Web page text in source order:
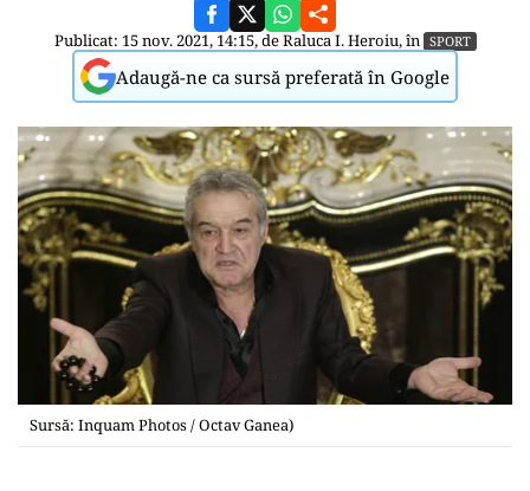
Publicat: 15 nov. 2021, 14:15, deRaluca I. Heroiu, în SPORT
Adaugă-ne ca sursă preferată în Google
Sursă: Inquam Photos / Octav Ganea)